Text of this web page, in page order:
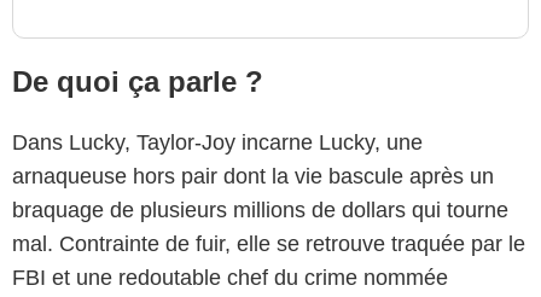
De quoi ça parle ?
Dans Lucky, Taylor-Joy incarne Lucky, une
arnaqueuse hors pair dont la vie bascule après un
braquage de plusieurs millions de dollars qui tourne
mal. Contrainte de fuir, elle se retrouve traquée par le
FBI et une redoutable chef du crime nommée